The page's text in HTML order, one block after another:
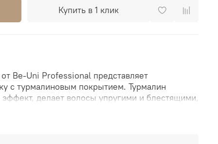
Купить в 1 клик
Be-Uni Professional представляет
с турмалиновым покрытием. Турмалин
эффект, делает волосы упругими и блестящими,
в их структуре.